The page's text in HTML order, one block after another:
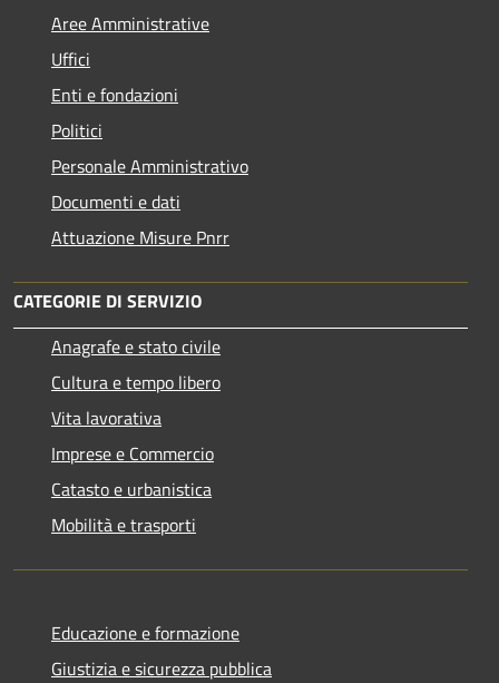
Aree Amministrative
Uffici
Enti e fondazioni
Politici
Personale Amministrativo
Documenti e dati
Attuazione Misure Pnrr
CATEGORIE DI SERVIZIO
Anagrafe e stato civile
Cultura e tempo libero
Vita lavorativa
Imprese e Commercio
Catasto e urbanistica
Mobilità e trasporti
Educazione e formazione
Giustizia e sicurezza pubblica